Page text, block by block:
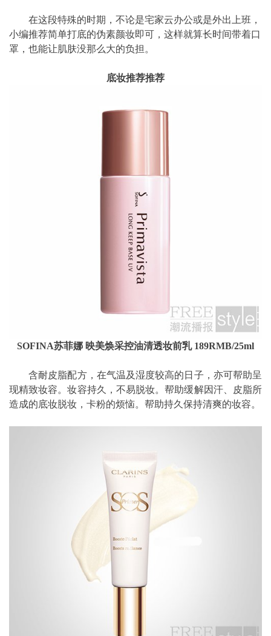
在这段特殊的时期，不论是宅家云办公或是外出上班，
小编推荐简单打底的伪素颜妆即可，这样就算长时间带着口
罩，也能让肌肤没那么大的负担。
底妆推荐推荐
SOFINA苏菲娜 映美焕采控油清透妆前乳 189RMB/25ml
含耐皮脂配方，在气温及湿度较高的日子，亦可帮助呈
现精致妆容。妆容持久，不易脱妆。帮助缓解因汗、皮脂所
造成的底妆脱妆，卡粉的烦恼。帮助持久保持清爽的妆容。